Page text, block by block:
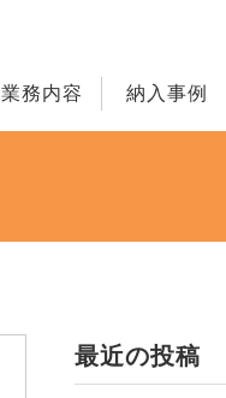
業務内容 納入事例
最近の投稿